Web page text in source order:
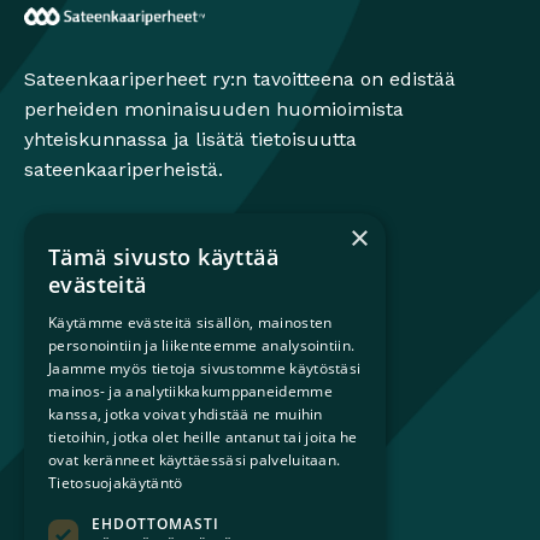
Sateenkaariperheet ry:n tavoitteena on edistää
perheiden moninaisuuden huomioimista
yhteiskunnassa ja lisätä tietoisuutta
sateenkaariperheistä.
Mikä on sateenkaariperhe?
Lapsiperheille
Ammattilaisille
Päättäjille
Ajankohtaista
Tilaa uutiskirje
×
Tämä sivusto käyttää
evästeitä
Käytämme evästeitä sisällön, mainosten
personointiin ja liikenteemme analysointiin.
Jaamme myös tietoja sivustomme käytöstäsi
mainos- ja analytiikkakumppaneidemme
kanssa, jotka voivat yhdistää ne muihin
tietoihin, jotka olet heille antanut tai joita he
ovat keränneet käyttäessäsi palveluitaan.
Tietosuojakäytäntö
EHDOTTOMASTI